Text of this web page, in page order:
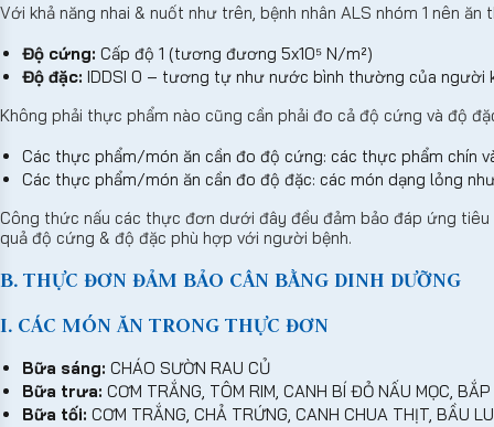
Với khả năng nhai & nuốt như trên, bệnh nhân ALS nhóm 1 nên
Độ cứng: Cấp độ 1 (tương đương 5x10⁵ N/m²)
Độ đặc: IDDSI 0 – tương tự như nước bình thường của người
Không phải thực phẩm nào cũng cần phải đo cả độ cứng và độ
Các thực phẩm/món ăn cần đo độ cứng: các thực phẩm chín
Các thực phẩm/món ăn cần đo độ đặc: các món dạng lỏng
Công thức nấu các thực đơn dưới đây đều đảm bảo đáp ứng
quả độ cứng & độ đặc phù hợp với người bệnh.
B. THỰC ĐƠN ĐẢM BẢO CÂN BẰNG DINH DƯỠNG
I. CÁC MÓN ĂN TRONG THỰC ĐƠN
Bữa sáng: CHÁO SƯỜN RAU CỦ
Bữa trưa: CƠM TRẮNG, TÔM RIM, CANH BÍ ĐỎ NẤU MỌC,
Bữa tối: CƠM TRẮNG, CHẢ TRỨNG, CANH CHUA THỊT, BẦU